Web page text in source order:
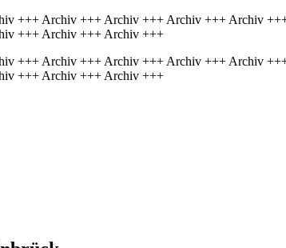
+++ Archiv +++ Archiv +++ Archiv +++ Archiv
+++ Archiv +++ Archiv +++
+++ Archiv +++ Archiv +++ Archiv +++ Archiv
+++ Archiv +++ Archiv +++